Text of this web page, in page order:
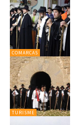
COMARCAS
TURISME